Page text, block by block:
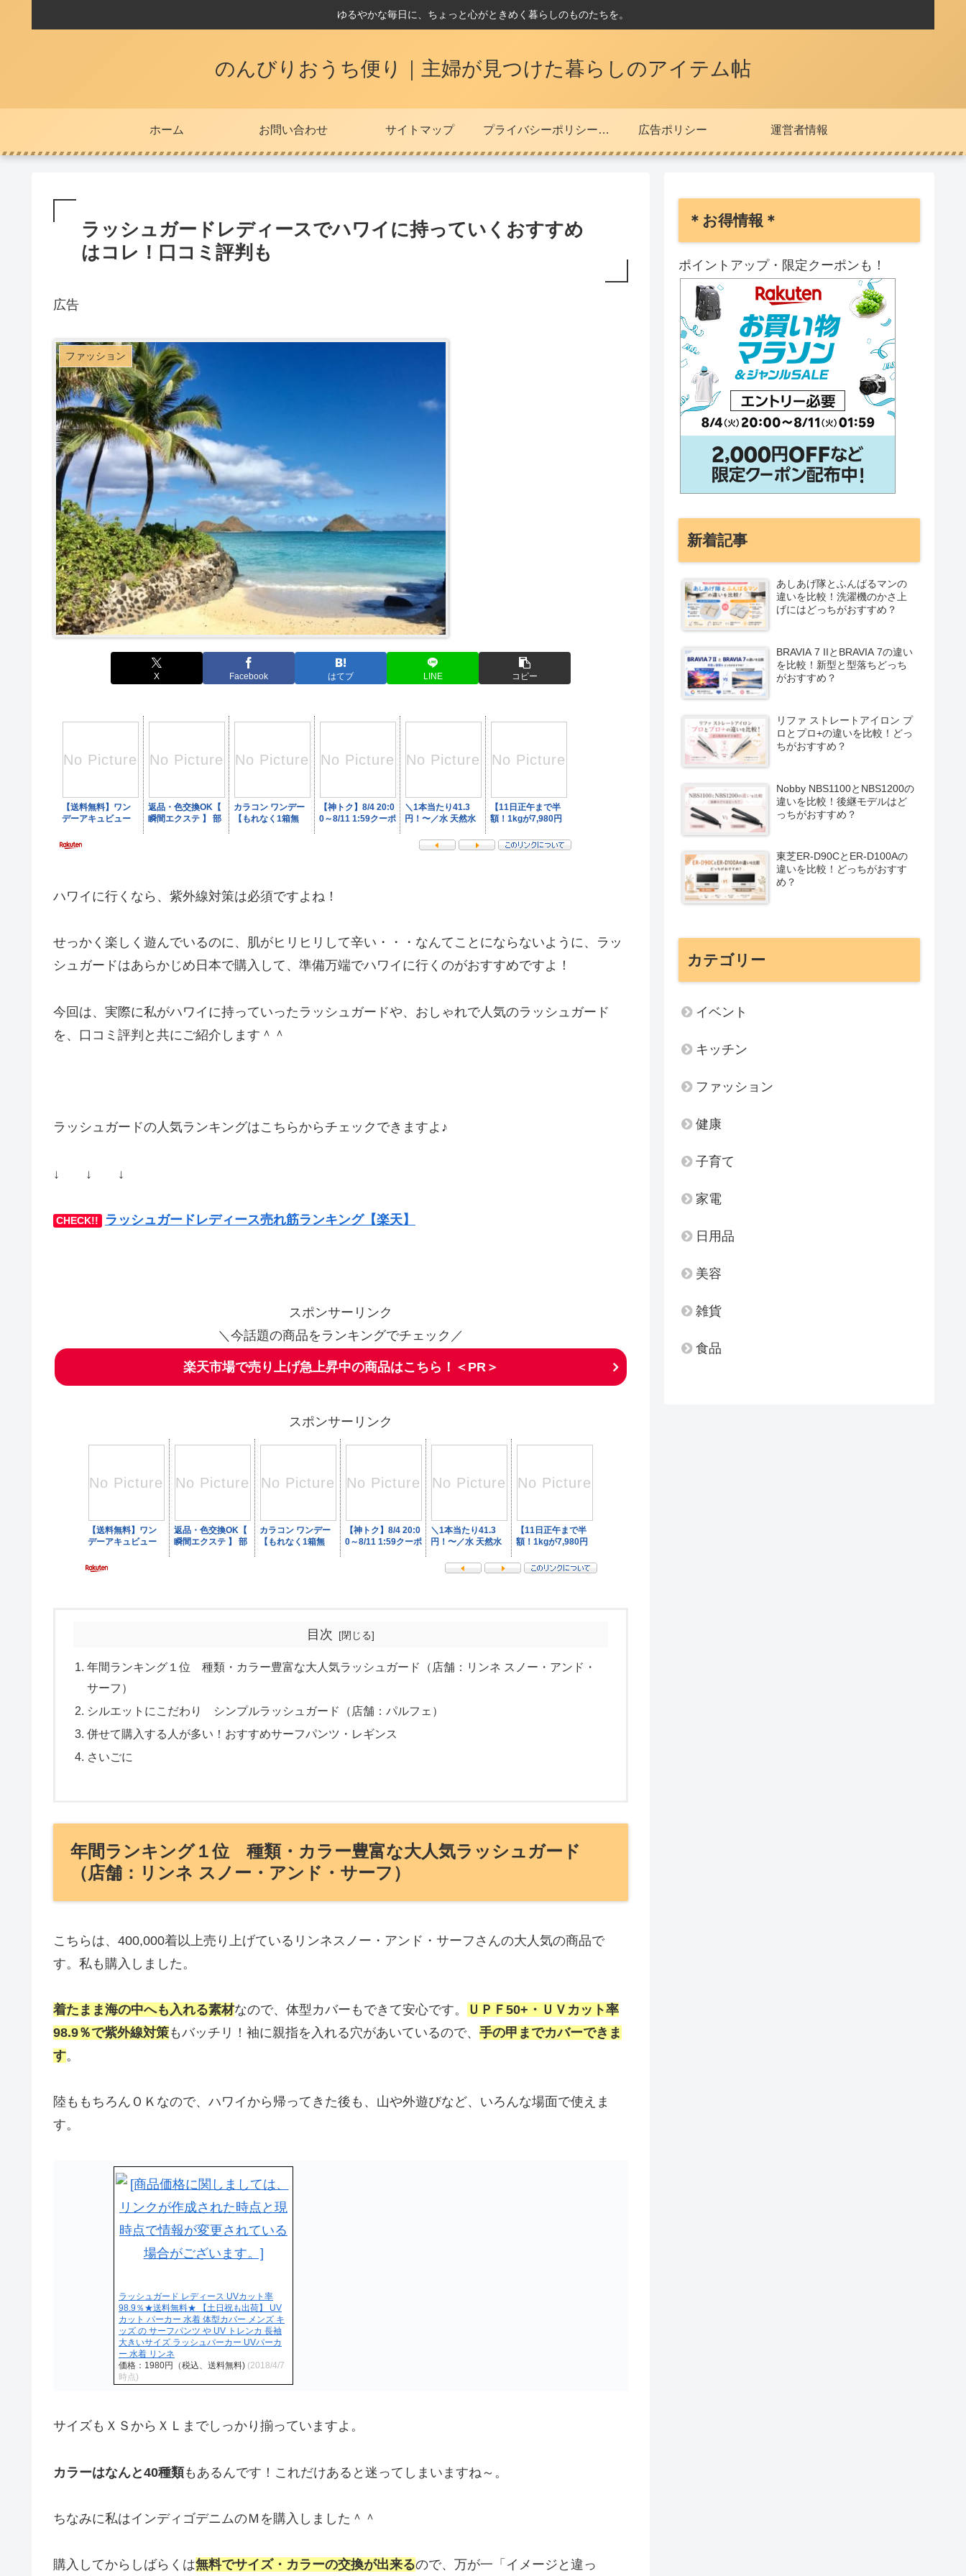
ゆるやかな毎日に、ちょっと心がときめく暮らしのものたちを。
のんびりおうち便り｜主婦が見つけた暮らしのアイテム帖
ホーム お問い合わせ サイトマップ プライバシーポリシー・免責事項 広告ポリシー 運営者情報
ラッシュガードレディースでハワイに持っていくおすすめ
はコレ！口コミ評判も
広告
ファッション
X Facebook はてブ LINE コピー
ハワイに行くなら、紫外線対策は必須ですよね！
せっかく楽しく遊んでいるのに、肌がヒリヒリして辛い・・・なんてことにならないように、ラッ
シュガードはあらかじめ日本で購入して、準備万端でハワイに行くのがおすすめですよ！
今回は、実際に私がハワイに持っていったラッシュガードや、おしゃれで人気のラッシュガード
を、口コミ評判と共にご紹介します＾＾
ラッシュガードの人気ランキングはこちらからチェックできますよ♪
↓ ↓ ↓
CHECK!! ラッシュガードレディース売れ筋ランキング【楽天】
スポンサーリンク
＼今話題の商品をランキングでチェック／
楽天市場で売り上げ急上昇中の商品はこちら！＜PR＞
スポンサーリンク
目次
年間ランキング１位 種類・カラー豊富な大人気ラッシュガード（店舗：リンネ スノー・アンド・
サーフ）
シルエットにこだわり シンプルラッシュガード（店舗：パルフェ）
併せて購入する人が多い！おすすめサーフパンツ・レギンス
さいごに
年間ランキング１位 種類・カラー豊富な大人気ラッシュガード
（店舗：リンネ スノー・アンド・サーフ）
こちらは、400,000着以上売り上げているリンネスノー・アンド・サーフさんの大人気の商品で
す。私も購入しました。
着たまま海の中へも入れる素材なので、体型カバーもできて安心です。
ＵＰＦ50+・ＵＶカット率
98.9％で紫外線対策もバッチリ！袖に親指を入れる穴があいているので、 手の甲までカバーできま
す。
陸ももちろんＯＫなので、ハワイから帰ってきた後も、山や外遊びなど、いろんな場面で使えま
す。
ラッシュガード レディース UVカット率
98.9％★送料無料★ 【土日祝も出荷】 UV
カット パーカー 水着 体型カバー メンズ キ
ッズ の サーフパンツ や UV トレンカ 長袖
大きいサイズ ラッシュパーカー UVパーカ
ー 水着 リンネ
価格：1980円（税込、送料無料) (2018/4/7
時点)
サイズもＸＳからＸＬまでしっかり揃っていますよ。
カラーはなんと40種類もあるんです！これだけあると迷ってしまいますね～。
ちなみに私はインディゴデニムのＭを購入しました＾＾
購入してからしばらくは無料でサイズ・カラーの交換が出来るので、万が一「イメージと違っ
＊お得情報＊
ポイントアップ・限定クーポンも！
新着記事
あしあげ隊とふんばるマンの
違いを比較！洗濯機のかさ上
げにはどっちがおすすめ？
BRAVIA 7 IIとBRAVIA 7の違い
を比較！新型と型落ちどっち
がおすすめ？
リファ ストレートアイロン プ
ロとプロ+の違いを比較！どっ
ちがおすすめ？
Nobby NBS1100とNBS1200の
違いを比較！後継モデルはど
っちがおすすめ？
東芝ER-D90CとER-D100Aの
違いを比較！どっちがおすす
め？
カテゴリー
イベント
キッチン
ファッション
健康
子育て
家電
日用品
美容
雑貨
食品